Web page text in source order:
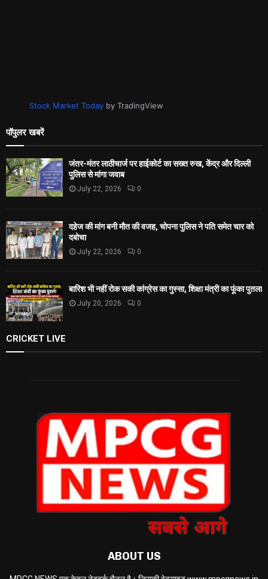
Stock Market Today by TradingView
पॉपुलर खबरें
जंतर-मंतर लाठीचार्ज पर हाईकोर्ट का सख्त रुख, केंद्र और दिल्ली
पुलिस से मांगा जवाब
July 22, 2026 0
दहेज की मांग बनी मौत की वजह, चोपना पुलिस ने पति समेत चार को
दबोचा
July 22, 2026 0
बारिश भी नहीं रोक सकी कांग्रेस का गुस्सा, शिक्षा मंत्री का फूंका पुतला
July 20, 2026 0
CRICKET LIVE
ABOUT US